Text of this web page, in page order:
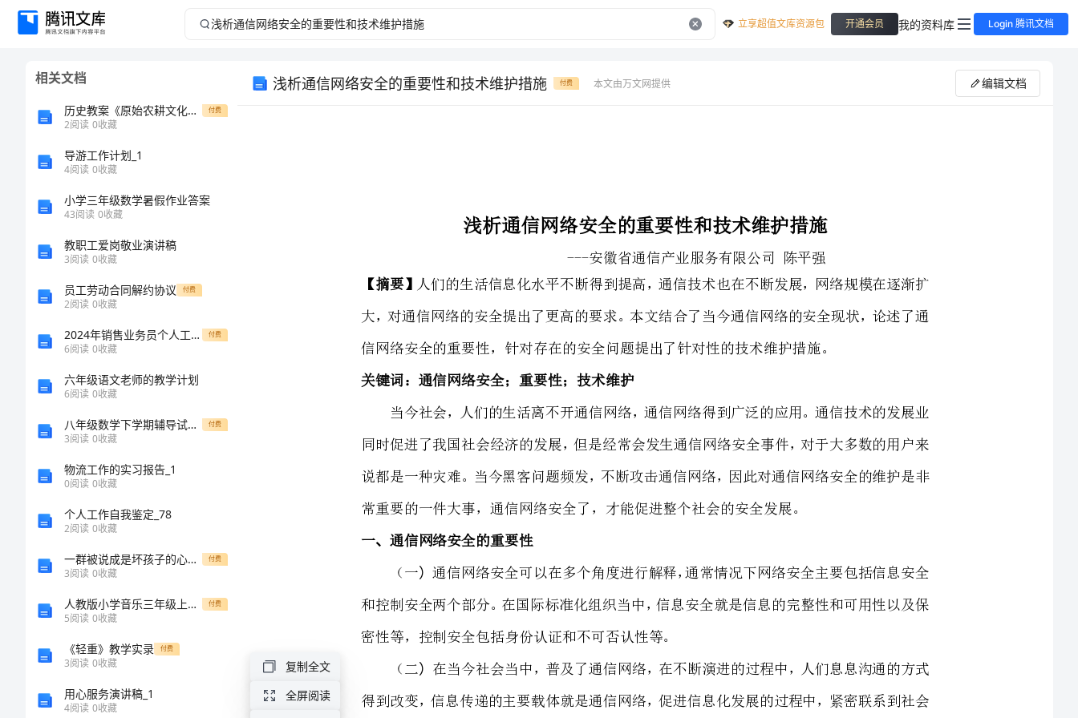
浅
立享超值文库资源包 开通会员 我的资料库 Login 腾讯文档
相关文档
历史教案《原始农耕文化的遗产》范文 付费
2阅读 0收藏
导游工作计划_1
4阅读 0收藏
小学三年级数学暑假作业答案
43阅读 0收藏
教职工爱岗敬业演讲稿
3阅读 0收藏
员工劳动合同解约协议 付费
2阅读 0收藏
2024年销售业务员个人工作小结1 付费
6阅读 0收藏
六年级语文老师的教学计划
6阅读 0收藏
八年级数学下学期辅导试题9(无答案) 北师大版 试题 付费
3阅读 0收藏
物流工作的实习报告_1
0阅读 0收藏
个人工作自我鉴定_78
2阅读 0收藏
一群被说成是坏孩子的心声优秀作文 付费
3阅读 0收藏
人教版小学音乐三年级上册《法国号》教学实录与评析 付费
5阅读 0收藏
《轻重》教学实录 付费
3阅读 0收藏
用心服务演讲稿_1
4阅读 0收藏
浅析通信网络安全的重要性和技术维护措施 付费 本文由万文网提供 编辑文档
（一）
通信网络安全存在的问题
网络的开放性不断增强
在网络当中不断增强了开放性，近些年云计算和三网融合也变得越来越普遍，导致网络
人们的生活信息化水平不断得到提高，通信技术也在不断发展，网络规模在逐渐扩
当今社会，人们的生活离不开通信网络，通信网络得到广泛的应用。通信技术的发展业
同时促进了我国社会经济的发展，但是经常会发生通信网络安全事件，对于大多数的用户来
通信网络安全的重要性
通信网络安全可以在多个角度进行解释，通常情况下网络安全主要包括信息安全
和控制安全两个部分。在国际标准化组织当中，信息安全就是信息的完整性和可用性以及保
的经济生活，这种关联可以带来一定的社会价值和经济价值，同时这也是一种潜在的危险，
如果发生了网络安全事故，那么就会妨碍到成千上万人的沟通，其带来的经济损失也是无法
复制全文
全屏阅读